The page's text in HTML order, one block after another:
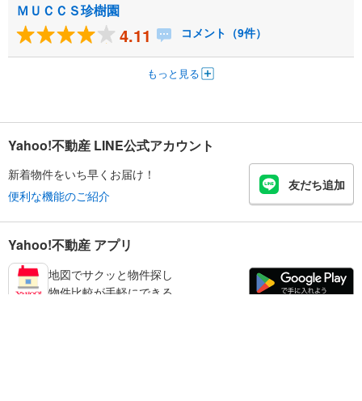
ＭＵＣＣＳ珍樹園
4.11 コメント（9件）
もっと見る
Yahoo!不動産 LINE公式アカウント
新着物件をいち早くお届け！
便利な機能のご紹介
友だち追加
Yahoo!不動産 アプリ
地図でサクッと物件探し
物件比較が手軽にできる